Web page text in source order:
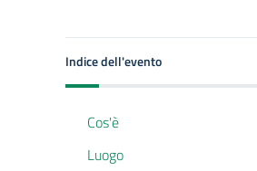
Indice dell'evento
Cos'è
Luogo